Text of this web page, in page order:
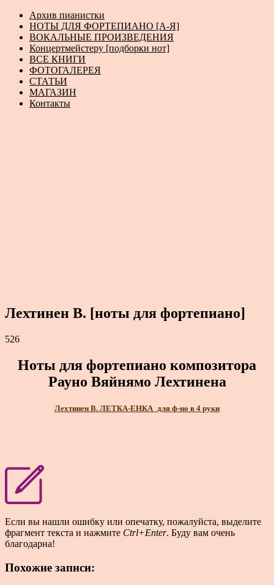
Архив пианистки
НОТЫ ДЛЯ ФОРТЕПИАНО [А-Я]
ВОКАЛЬНЫЕ ПРОИЗВЕДЕНИЯ
Концертмейстеру [подборки нот]
ВСЕ КНИГИ
ФОТОГАЛЕРЕЯ
СТАТЬИ
МАГАЗИН
Контакты
Лехтинен В. [ноты для фортепиано]
526
Ноты для фортепиано композитора
Рауно Вяйнямо Лехтинена
Лехтинен В. ЛЕТКА-ЕНКА_для ф-но в 4 руки
Если вы нашли ошибку или опечатку, пожалуйста, выделите
фрагмент текста и нажмите Ctrl+Enter. Буду вам очень
благодарна!
Похожие записи: